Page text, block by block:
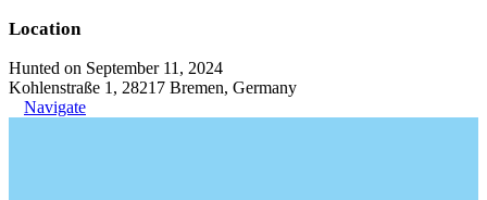
Location
Hunted on September 11, 2024
Kohlenstraße 1, 28217 Bremen, Germany
Navigate